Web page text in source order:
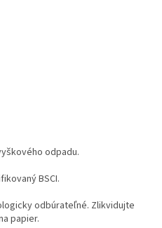
odpadu.
BSCI.
odbúrateľné. Zlikvidujte
papier.